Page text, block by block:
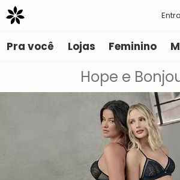
Pra você Lojas Feminino
Hope e